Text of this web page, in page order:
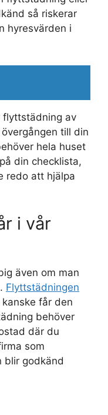
så riskerar
hyresvärden i
flyttstädning av
till din
hela huset
din checklista,
redo att hjälpa
i vår
även om man
Flyttstädningen
får den
behöver
där du
som
blir godkänd